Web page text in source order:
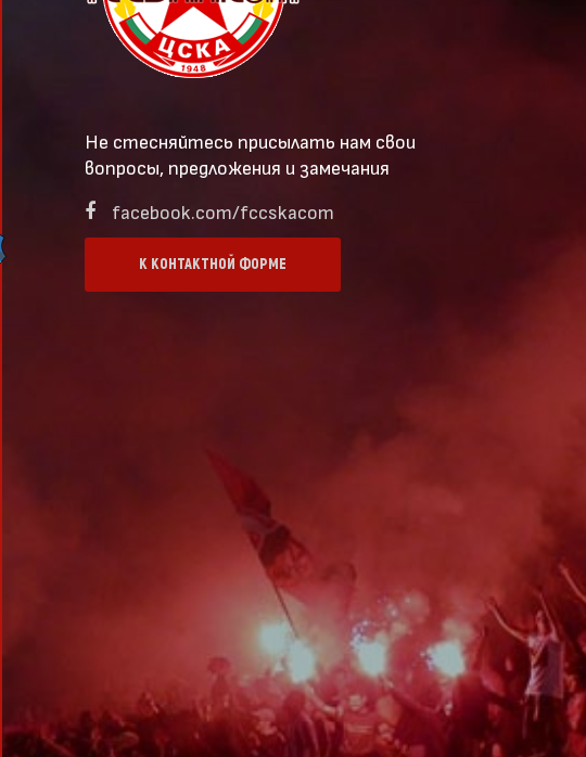
Не стесняйтесь присылать нам свои
вопросы, предложения и замечания
facebook.com/fccskacom
К КОНТАКТНОЙ ФОРМЕ